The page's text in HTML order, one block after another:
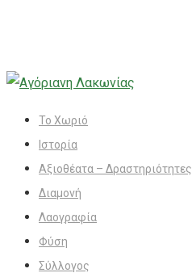
Το Χωριό
Ιστορία
Αξιοθέατα – Δραστηριότητες
Διαμονή
Λαογραφία
Φύση
Σύλλογος